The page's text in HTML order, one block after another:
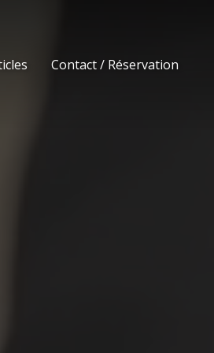
Contact / Réservation